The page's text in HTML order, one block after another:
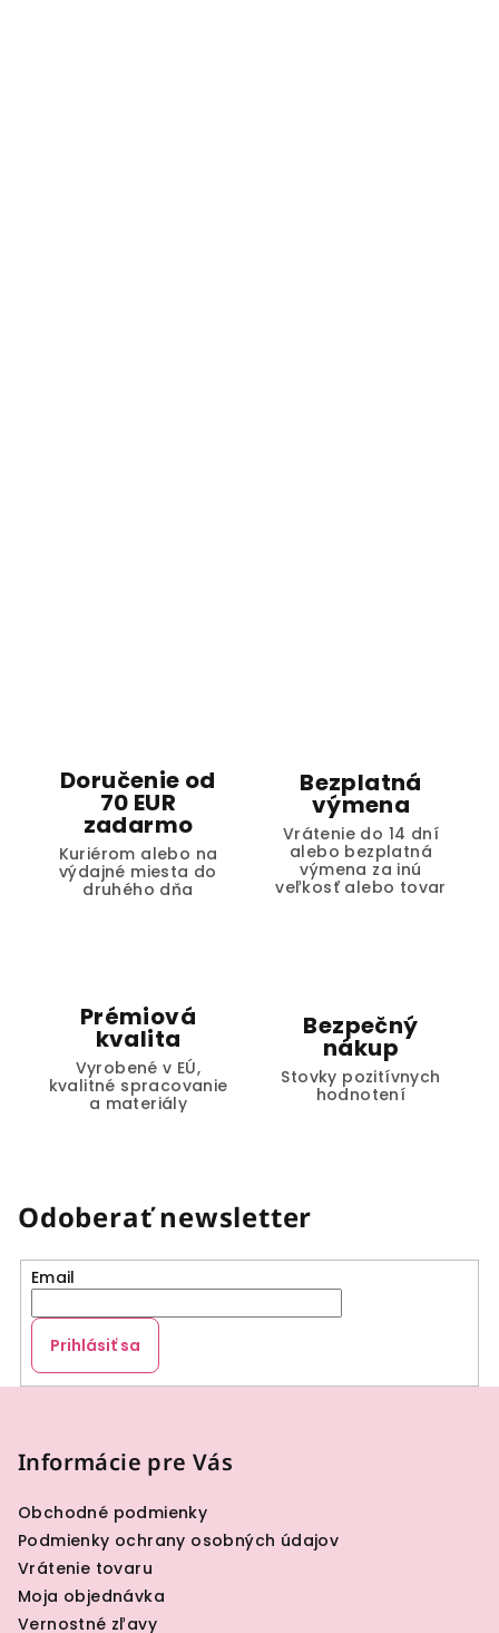
Doručenie od
70 EUR
zadarmo
Kuriérom alebo na
výdajné miesta do
druhého dňa
Bezplatná
výmena
Vrátenie do 14 dní
alebo bezplatná
výmena za inú
veľkosť alebo tovar
Prémiová
kvalita
Vyrobené v EÚ,
kvalitné spracovanie
a materiály
Bezpečný
nákup
Stovky pozitívnych
hodnotení
Odoberať newsletter
Email
Prihlásiť sa
Informácie pre Vás
Obchodné podmienky
Podmienky ochrany osobných údajov
Vrátenie tovaru
Moja objednávka
Vernostné zľavy